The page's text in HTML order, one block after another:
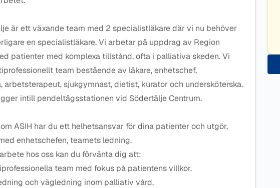
är ett växande team med 2 specialistläkare där vi nu behöver
en specialistläkare. Vi arbetar på uppdrag av Region
patienter med komplexa tillstånd, ofta i palliativa skeden. Vi
team bestående av läkare, enhetschef,
arbetsterapeut, sjukgymnast, dietist, kurator och undersköterska.
intill pendeltågsstationen vid Södertälje Centrum.
ASIH har du ett helhetsansvar för dina patienter och utgör,
enhetschefen, teamets ledning.
hos oss kan du förvänta dig att:
team med fokus på patientens villkor.
och vägledning inom palliativ vård.